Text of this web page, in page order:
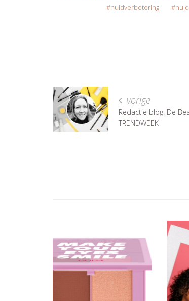
huidverbetering
vorige
Redactie blog: De
TRENDWEEK